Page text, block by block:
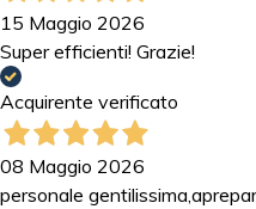
15 Maggio 2026
Super efficienti! Grazie!
Acquirente verificato
08 Maggio 2026
personale